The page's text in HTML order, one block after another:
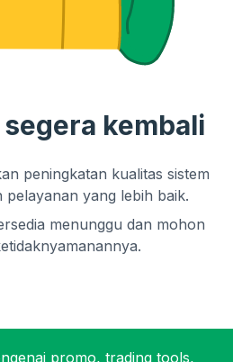
kembali
peningkatan kualitas sistem
yang lebih baik.
menunggu dan mohon
promo, trading tools,